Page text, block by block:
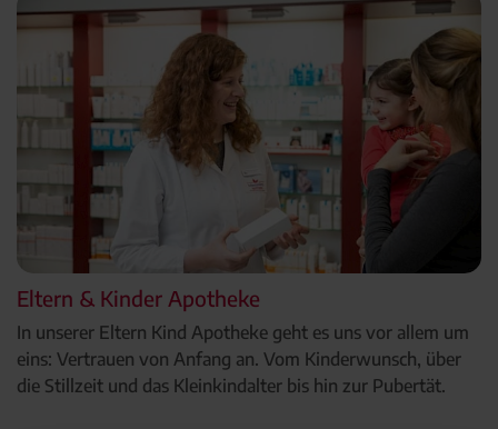
Eltern & Kinder Apotheke
In unserer Eltern Kind Apotheke geht es uns vor allem um
eins: Vertrauen von Anfang an. Vom Kinderwunsch, über
die Stillzeit und das Kleinkindalter bis hin zur Pubertät.